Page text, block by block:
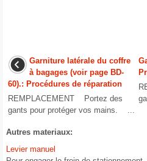
Garniture latérale du coffre
à bagages (voir page BD-
60).: Procédures de réparation
REMPLACEMENT Portez des
gants pour protéger vos mains. ...
Autres materiaux:
Levier manuel